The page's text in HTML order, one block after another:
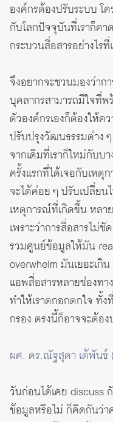
องค์กรต้องปรับระบบ โค
กับโลกปัจจุบันที่เราก็คา
กระบวนสื่อสารอย่างไร
จึงอยากจะชวนมองว่าก
บุคลากรสามารถมีใจที่
ตัวองค์กรเองก็ต้องให้
ปรับปรุงวัฒนธรรมต่าง
จากเดิมที่เราก็ใหม่กับบ
ครั้งแรกที่ได้เจอกับเห
จะได้ค่อย ๆ ปรับเปลี่ยน
เหตุการณ์ที่เกิดขึ้น หลา
เพราะว่าการสื่อสารไม่ชั
รวมศูนย์ข้อมูลให้มัน
overwhelm มันเยอะเกิ
แอพสื่อสารหลายช่องทา
ทำให้เราตกอกตกใจ ทั้
กรอง ตรงนี้ก็อาจจะต้อง
ผศ. ดร.ณัฐสุดา เต้พันธ์
วันก่อนได้เคย discuss
ข้อมูลหรือไม่ ก็คิดกันว่า